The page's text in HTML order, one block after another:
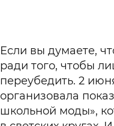
Если вы думаете,
ради того, чтобы
переубедить. 2
организовала
школьной моды»,